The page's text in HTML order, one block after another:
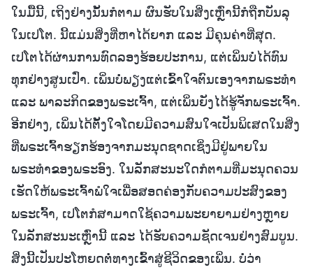
ໃນມື້ນີ້, ເຖິງຢ່າງນັ້ນກໍຕາມ ຜົນຮັບໃນສິ່ງເຫຼົ່ານີ້ກໍຖືກບັນລຸ
ໃນເປໂຕ. ນີ້ແມ່ນສິ່ງທີ່ຫາໄດ້ຍາກ ແລະ ມີຄຸນຄ່າທີ່ສຸດ.
ເປໂຕໄດ້ຜ່ານການທົດລອງຮ້ອຍປະການ, ແຕ່ເພິ່ນບໍ່ໄດ້ທົນ
ທຸກຢ່າງສູນເປົ່າ. ເພິ່ນບໍ່ພຽງແຕ່ເຂົ້າໃຈຕົນເອງຈາກພຣະທຳ
ແລະ ພາລະກິດຂອງພຣະເຈົ້າ, ແຕ່ເພິ່ນຍັງໄດ້ຮູ້ຈັກພຣະເຈົ້າ.
ອີກຢ່າງ, ເພິ່ນໄດ້ຕັ້ງໃຈໂດຍມີຄວາມສົນໃຈເປັນພິເສດໃນສິ່ງ
ທີ່ພຣະເຈົ້າຮຽກຮ້ອງຈາກມະນຸດຊາດເຊິ່ງມີຢູ່ພາຍໃນ
ພຣະທຳຂອງພຣະອົງ. ໃນລັກສະນະໃດກໍຕາມທີ່ມະນຸດຄວນ
ເຮັດໃຫ້ພຣະເຈົ້າພໍໃຈເພື່ອສອດຄ່ອງກັບຄວາມປະສົງຂອງ
ພຣະເຈົ້າ, ເປໂຕກໍສາມາດໃຊ້ຄວາມພະຍາຍາມຢ່າງຫຼາຍ
ໃນລັກສະນະເຫຼົ່ານີ້ ແລະ ໄດ້ຮັບຄວາມຊັດເຈນຢ່າງສົມບູນ.
ສິ່ງນີ້ເປັນປະໂຫຍດຕໍ່ທາງເຂົ້າສູ່ຊີວິດຂອງເພິ່ນ. ບໍ່ວ່າ